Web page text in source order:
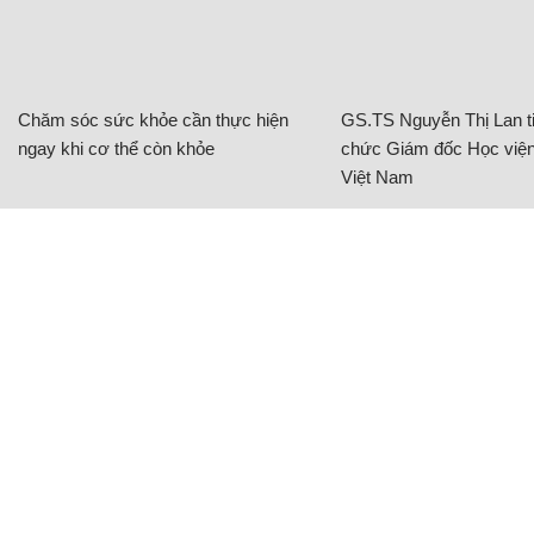
Chăm sóc sức khỏe cần thực hiện
ngay khi cơ thể còn khỏe
GS.TS Nguyễn Thị Lan
chức Giám đốc Học
Việt Nam